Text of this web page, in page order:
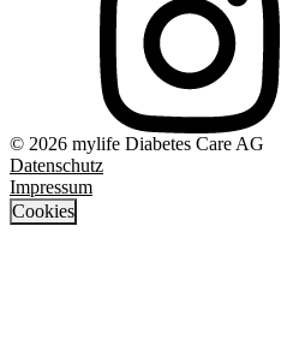
© 2026 mylife Diabetes Care AG
Datenschutz
Impressum
Cookies